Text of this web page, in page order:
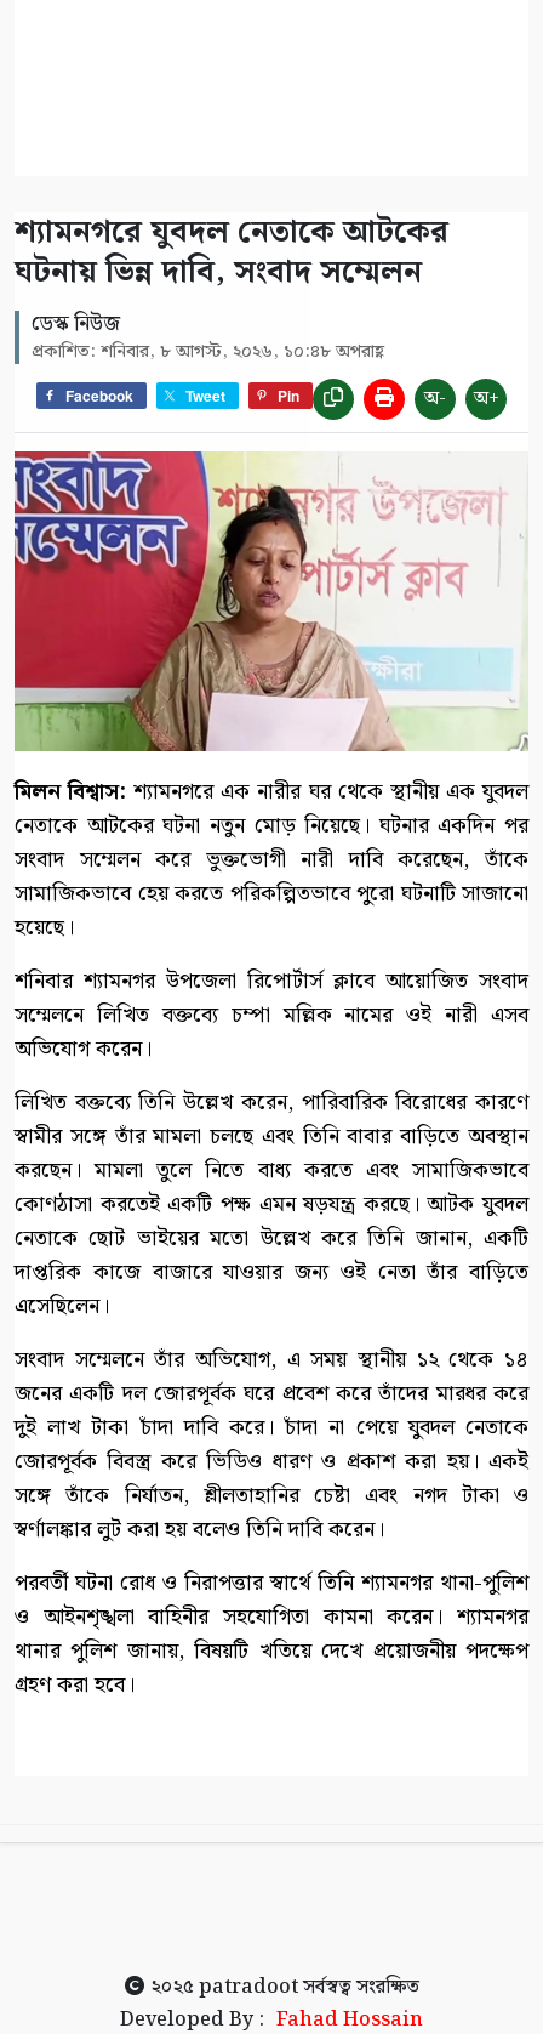
শ্যামনগরে যুবদল নেতাকে আটকের
ঘটনায় ভিন্ন দাবি, সংবাদ সম্মেলন
ডেস্ক নিউজ
প্রকাশিত: শনিবার, ৮ আগস্ট, ২০২৬, ১০:৪৮ অপরাহ্ণ
Facebook Tweet Pin অ- অ+
মিলন বিশ্বাস: শ্যামনগরে এক নারীর ঘর থেকে স্থানীয় এক যুবদল
নেতাকে আটকের ঘটনা নতুন মোড় নিয়েছে। ঘটনার একদিন পর
সংবাদ সম্মেলন করে ভুক্তভোগী নারী দাবি করেছেন, তাঁকে
সামাজিকভাবে হেয় করতে পরিকল্পিতভাবে পুরো ঘটনাটি সাজানো
হয়েছে।
শনিবার শ্যামনগর উপজেলা রিপোর্টার্স ক্লাবে আয়োজিত সংবাদ
সম্মেলনে লিখিত বক্তব্যে চম্পা মল্লিক নামের ওই নারী এসব
অভিযোগ করেন।
লিখিত বক্তব্যে তিনি উল্লেখ করেন, পারিবারিক বিরোধের কারণে
স্বামীর সঙ্গে তাঁর মামলা চলছে এবং তিনি বাবার বাড়িতে অবস্থান
করছেন। মামলা তুলে নিতে বাধ্য করতে এবং সামাজিকভাবে
কোণঠাসা করতেই একটি পক্ষ এমন ষড়যন্ত্র করছে। আটক যুবদল
নেতাকে ছোট ভাইয়ের মতো উল্লেখ করে তিনি জানান, একটি
দাপ্তরিক কাজে বাজারে যাওয়ার জন্য ওই নেতা তাঁর বাড়িতে
এসেছিলেন।
সংবাদ সম্মেলনে তাঁর অভিযোগ, এ সময় স্থানীয় ১২ থেকে ১৪
জনের একটি দল জোরপূর্বক ঘরে প্রবেশ করে তাঁদের মারধর করে
দুই লাখ টাকা চাঁদা দাবি করে। চাঁদা না পেয়ে যুবদল নেতাকে
জোরপূর্বক বিবস্ত্র করে ভিডিও ধারণ ও প্রকাশ করা হয়। একই
সঙ্গে তাঁকে নির্যাতন, শ্লীলতাহানির চেষ্টা এবং নগদ টাকা ও
স্বর্ণালঙ্কার লুট করা হয় বলেও তিনি দাবি করেন।
পরবর্তী ঘটনা রোধ ও নিরাপত্তার স্বার্থে তিনি শ্যামনগর থানা-পুলিশ
ও আইনশৃঙ্খলা বাহিনীর সহযোগিতা কামনা করেন। শ্যামনগর
থানার পুলিশ জানায়, বিষয়টি খতিয়ে দেখে প্রয়োজনীয় পদক্ষেপ
গ্রহণ করা হবে।
২০২৫ patradootসর্বস্বত্ব সংরক্ষিত
Developed By : Fahad Hossain